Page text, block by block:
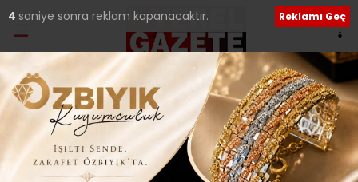
Ana Sayfa›Güncel
3 saniye sonra reklam kapanacaktır. Reklamı Geç